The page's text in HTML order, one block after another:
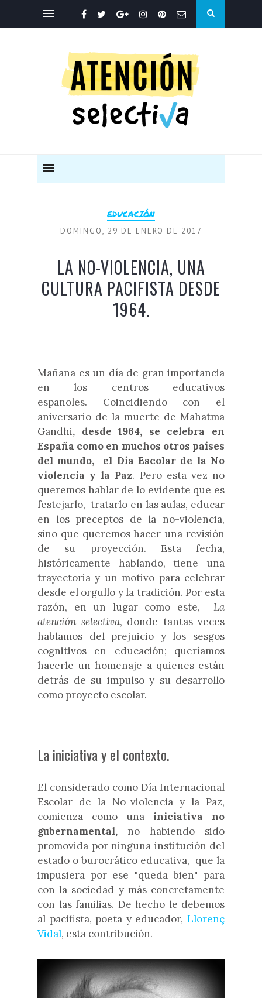
EDUCACIÓN
DOMINGO, 29 DE ENERO DE 2017
LA NO-VIOLENCIA, UNA
CULTURA PACIFISTA DESDE
1964.
Mañana es un día de gran importancia
en los centros educativos
españoles. Coincidiendo con el
aniversario de la muerte de Mahatma
Gandhi, desde 1964, se celebra en
España como en muchos otros países
del mundo, el Día Escolar de la No
violencia y la Paz. Pero esta vez no
queremos hablar de lo evidente que es
festejarlo, tratarlo en las aulas, educar
en los preceptos de la no-violencia,
sino que queremos hacer una revisión
de su proyección. Esta fecha,
históricamente hablando, tiene una
trayectoria y un motivo para celebrar
desde el orgullo y la tradición. Por esta
razón, en un lugar como este, La
atención selectiva, donde tantas veces
hablamos del prejuicio y los sesgos
cognitivos en educación; queríamos
hacerle un homenaje a quienes están
detrás de su impulso y su desarrollo
como proyecto escolar.
La iniciativa y el contexto.
El considerado como Día Internacional
Escolar de la No-violencia y la Paz,
comienza como una iniciativa no
gubernamental, no habiendo sido
promovida por ninguna institución del
estado o burocrático educativa, que la
impusiera por ese "queda bien" para
con la sociedad y más concretamente
con las familias. De hecho le debemos
al pacifista, poeta y educador, Llorenç
Vidal, esta contribución.